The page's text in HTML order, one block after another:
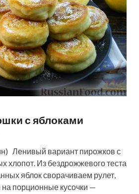
с яблоками
Ленивый вариант пирожков с
хлопот. Из бездрожжевого теста
яблок сворачиваем рулет,
порционные кусочки —